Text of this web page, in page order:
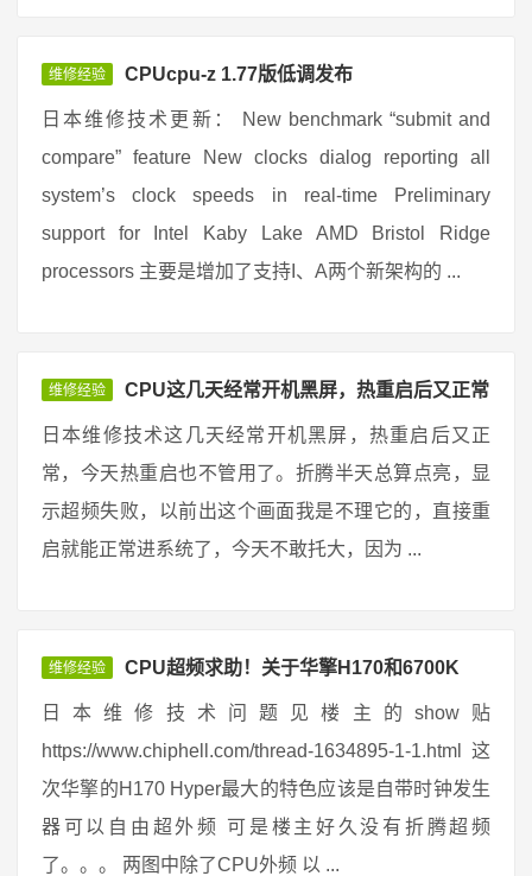
维修经验 CPUcpu-z 1.77版低调发布
日本维修技术更新： New benchmark “submit and
compare” feature New clocks dialog reporting all
system’s clock speeds in real-time Preliminary
support for Intel Kaby Lake AMD Bristol Ridge
processors 主要是增加了支持I、A两个新架构的 ...
维修经验 CPU这几天经常开机黑屏，热重启后又正常
日本维修技术这几天经常开机黑屏，热重启后又正
常，今天热重启也不管用了。折腾半天总算点亮，显
示超频失败，以前出这个画面我是不理它的，直接重
启就能正常进系统了，今天不敢托大，因为 ...
维修经验 CPU超频求助！关于华擎H170和6700K
日本维修技术问题见楼主的show贴
https://www.chiphell.com/thread-1634895-1-1.html 这
次华擎的H170 Hyper最大的特色应该是自带时钟发生
器可以自由超外频 可是楼主好久没有折腾超频
了。。。 两图中除了CPU外频 以 ...